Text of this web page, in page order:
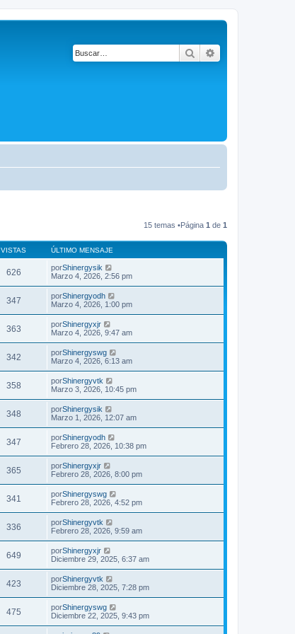
Buscar
15 temas •Página 1 de 1
VISTAS ÚLTIMO MENSAJE
626 porShinergysik
Marzo 4, 2026, 2:56 pm
347 porShinergyodh
Marzo 4, 2026, 1:00 pm
363 porShinergyxjr
Marzo 4, 2026, 9:47 am
342 porShinergyswg
Marzo 4, 2026, 6:13 am
358 porShinergyvtk
Marzo 3, 2026, 10:45 pm
348 porShinergysik
Marzo 1, 2026, 12:07 am
347 porShinergyodh
Febrero 28, 2026, 10:38 pm
365 porShinergyxjr
Febrero 28, 2026, 8:00 pm
341 porShinergyswg
Febrero 28, 2026, 4:52 pm
336 porShinergyvtk
Febrero 28, 2026, 9:59 am
649 porShinergyxjr
Diciembre 29, 2025, 6:37 am
423 porShinergyvtk
Diciembre 28, 2025, 7:28 pm
475 porShinergyswg
Diciembre 22, 2025, 9:43 pm